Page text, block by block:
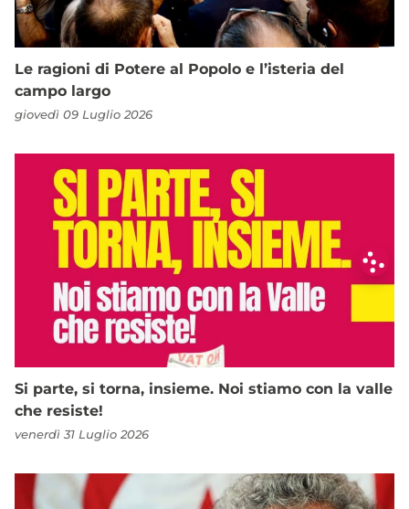
Le ragioni di Potere al Popolo e l’isteria del
campo largo
giovedì 09 Luglio 2026
Si parte, si torna, insieme. Noi stiamo con la valle
che resiste!
venerdì 31 Luglio 2026